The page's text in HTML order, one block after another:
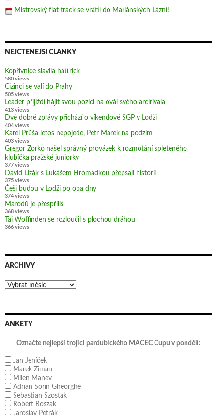
Mistrovský flat track se vrátil do Mariánských Lázní!
NEJČTENĚJŠÍ ČLÁNKY
Kopřivnice slavila hattrick
580 views
Cizinci se valí do Prahy
505 views
Leader přijíždí hájit svou pozici na ovál svého arcirivala
413 views
Dvě dobré zprávy přichází o víkendové SGP v Lodži
404 views
Karel Průša letos nepojede, Petr Marek na podzim
403 views
Gregor Zorko našel správný provázek k rozmotání spleteného
klubíčka pražské juniorky
377 views
David Lizák s Lukášem Hromádkou přepsali historii
375 views
Češi budou v Lodži po oba dny
374 views
Marodů je přespříliš
368 views
Tai Woffinden se rozloučil s plochou dráhou
366 views
ARCHIVY
Archivy
ANKETY
Označte nejlepší trojici pardubického MACEC Cupu v pondělí:
Jan Jeníček
Marek Ziman
Milen Manev
Adrian Sorin Gheorghe
Sebastian Szostak
Robert Roszak
Jaroslav Petrák